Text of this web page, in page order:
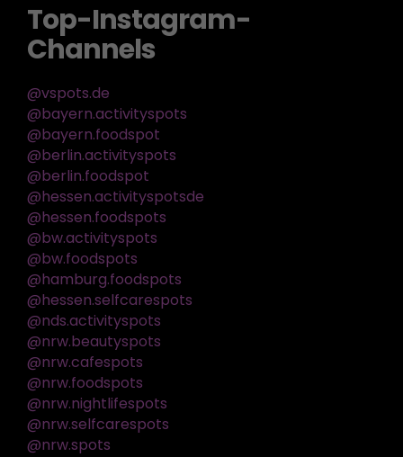
Top-Instagram-
Channels
@vspots.de
@bayern.activityspots
@bayern.foodspot
@berlin.activityspots
@berlin.foodspot
@hessen.activityspotsde
@hessen.foodspots
@bw.activityspots
@bw.foodspots
@hamburg.foodspots
@hessen.selfcarespots
@nds.activityspots
@nrw.beautyspots
@nrw.cafespots
@nrw.foodspots
@nrw.nightlifespots
@nrw.selfcarespots
@nrw.spots